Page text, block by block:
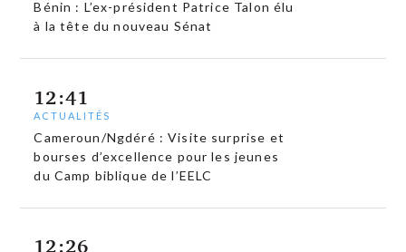
Bénin : L’ex-président Patrice Talon élu
à la tête du nouveau Sénat
12:41
ACTUALITÉS
Cameroun/Ngdéré : Visite surprise et
bourses d’excellence pour les jeunes
du Camp biblique de l’EELC
12:26